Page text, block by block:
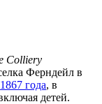
Colliery
Ферндейл в
1867 года, в
детей.